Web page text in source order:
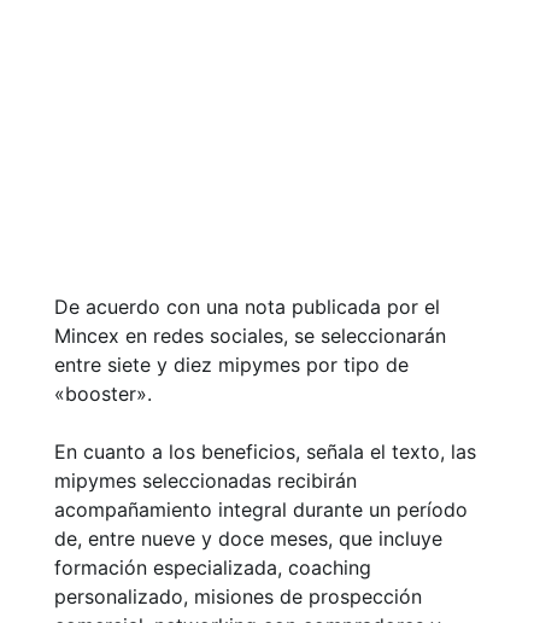
De acuerdo con una nota publicada por el
Mincex en redes sociales, se seleccionarán
entre siete y diez mipymes por tipo de
«booster».
En cuanto a los beneficios, señala el texto, las
mipymes seleccionadas recibirán
acompañamiento integral durante un período
de, entre nueve y doce meses, que incluye
formación especializada, coaching
personalizado, misiones de prospección